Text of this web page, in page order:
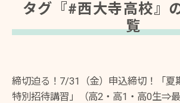
タグ『#西大寺高校』
覧
締切迫る！7/31（金）申込締切！「夏
特別招待講習」（高2・高1・高0生⇒